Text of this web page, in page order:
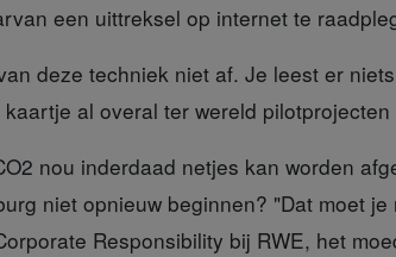
een uittreksel op internet te
deze techniek niet af. Je leest er
al overal ter wereld
nou inderdaad netjes kan worden
niet opnieuw beginnen? "Dat moet
Responsibility bij RWE, het